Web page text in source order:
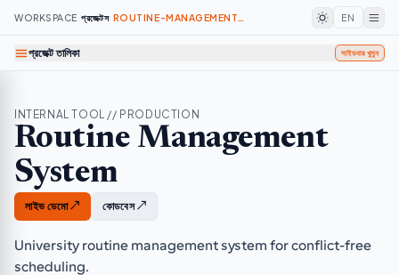
WORKSPACE /প্রজেক্টস/ ROUTINE-MANAGEMENT-SYSTEM EN
প্রজেক্ট তালিকা সাইডবার খুলুন
INTERNAL TOOL // PRODUCTION
Routine Management
System
লাইভ ডেমো ↗ কোডবেস ↗
University routine management system for conflict-free
scheduling.